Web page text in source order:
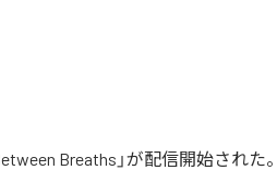
Breaths」が配信開始され